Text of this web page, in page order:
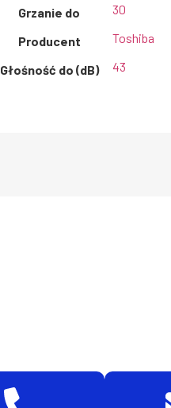
Grzanie do 30
Producent Toshiba
Głośność do (dB) 43